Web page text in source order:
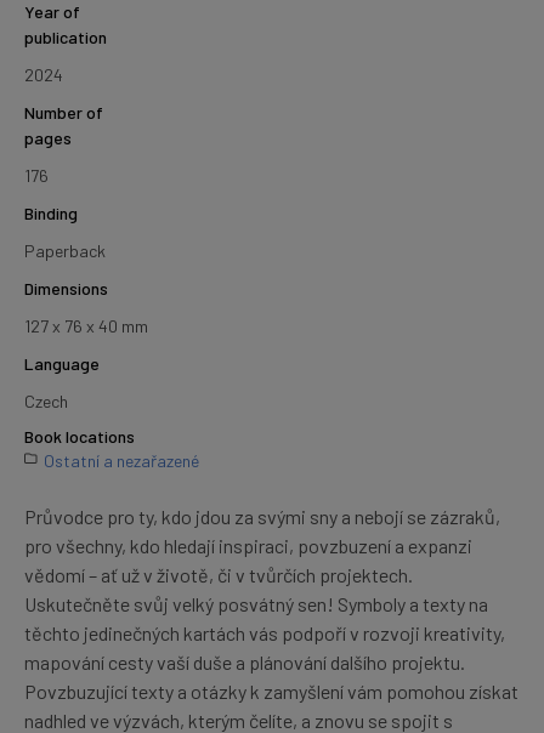
Year of
publication
2024
Number of
pages
176
Binding
Paperback
Dimensions
127 x 76 x 40 mm
Language
Czech
Book locations
Ostatní a nezařazené
Průvodce pro ty, kdo jdou za svými sny a nebojí se zázraků,
pro všechny, kdo hledají inspiraci, povzbuzení a expanzi
vědomí – ať už v životě, či v tvůrčích projektech.
Uskutečněte svůj velký posvátný sen! Symboly a texty na
těchto jedinečných kartách vás podpoří v rozvoji kreativity,
mapování cesty vaší duše a plánování dalšího projektu.
Povzbuzující texty a otázky k zamyšlení vám pomohou získat
nadhled ve výzvách, kterým čelíte, a znovu se spojit s